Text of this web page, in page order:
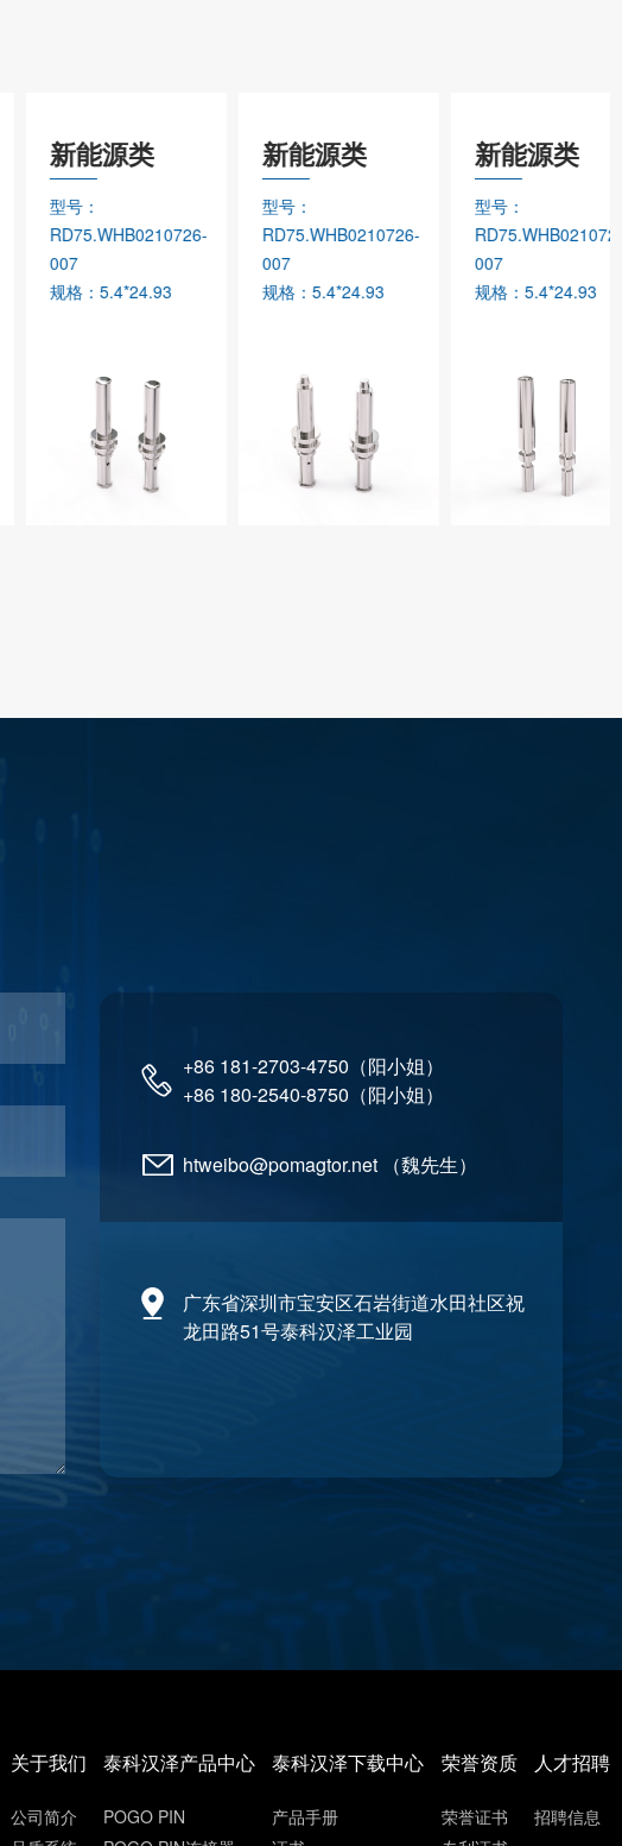
新能源类
型号：
RD75.WHB0210726-
007
规格：5.4*24.93
新能源类
型号：
RD75.WHB0210726-
007
规格：5.4*24.93
新能源类
型号：
007
规格：5.4*24.93
+86 181-2703-4750（阳小姐）
+86 180-2540-8750（阳小姐）
htweibo@pomagtor.net （魏先生）
广东省深圳市宝安区石岩街道水田社区祝
龙田路51号泰科汉泽工业园
关于我们
公司简介
泰科汉泽产品中心
POGO PIN
泰科汉泽下载中心
产品手册
荣誉资质
荣誉证书
人才招聘
招聘信息